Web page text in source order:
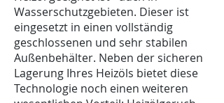
Wasserschutzgebieten. Dieser ist
eingesetzt in einen vollständig
geschlossenen und sehr stabilen
Außenbehälter. Neben der sicheren
Lagerung Ihres Heizöls bietet diese
Technologie noch einen weiteren